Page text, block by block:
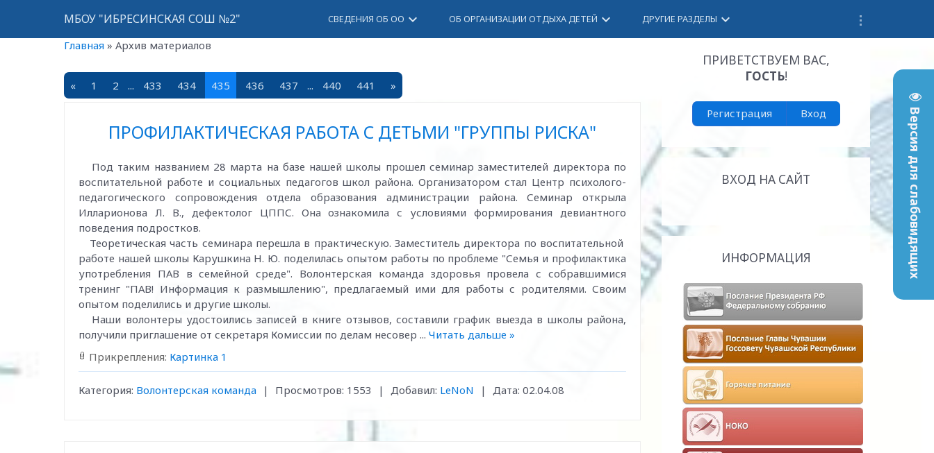
Версия для слабовидящих
МБОУ "ИБРЕСИНСКАЯ СОШ №2" СВЕДЕНИЯ ОБ ОО keyboard_arrow_down ОБ ОРГАНИЗАЦИИ ОТДЫХА ДЕТЕЙ keyboard_arrow_down ДРУГИЕ РАЗДЕЛЫ keyboard_arrow_down
Главная » Архив материалов
« 1 2 ... 433 434 435 436 437 ... 440 441 »
ПРОФИЛАКТИЧЕСКАЯ РАБОТА С ДЕТЬМИ "ГРУППЫ РИСКА"
Под таким названием 28 марта на базе нашей школы прошел семинар заместителей директора по
воспитательной работе и социальных педагогов школ района. Организатором стал Центр психолого-
педагогического сопровождения отдела образования администрации района. Семинар открыла
Илларионова Л. В., дефектолог ЦППС. Она ознакомила с условиями формирования девиантного
поведения подростков.
Теоретическая часть семинара перешла в практическую. Заместитель директора по воспитательной
работе нашей школы Карушкина Н. Ю. поделилась опытом работы по проблеме "Семья и профилактика
употребления ПАВ в семейной среде". Волонтерская команда здоровья провела с собравшимися
тренинг "ПАВ! Информация к размышлению", предлагаемый ими для работы с родителями. Своим
опытом поделились и другие школы.
Наши волонтеры удостоились записей в книге отзывов, составили график выезда в школы района,
получили приглашение от секретаря Комиссии по делам несовер ... Читать дальше »
Прикрепления: Картинка 1
Категория: Волонтерская команда | Просмотров: 1553 | Добавил: LeNoN | Дата: 02.04.08
ПРИВЕТСТВУЕМ ВАС,
ГОСТЬ!
Регистрация Вход
ВХОД НА САЙТ
ИНФОРМАЦИЯ